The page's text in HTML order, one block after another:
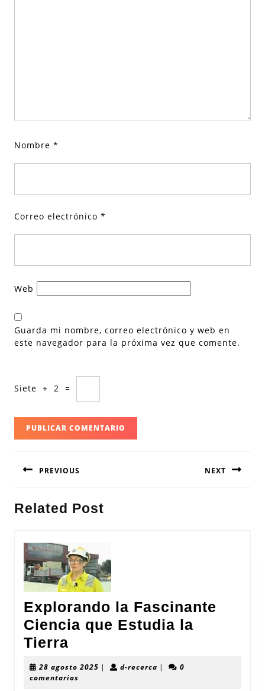
Nombre *
Correo electrónico *
Web
Guarda mi nombre, correo electrónico y web en
este navegador para la próxima vez que comente.
Siete + 2 =
de
PREVIOUS
anterior:
NEXT
Related Post
Explorando la Fascinante
Ciencia que Estudia la
Tierra
Fascinante
28 agosto 2025 28| d-recercad-|
0
comentarios